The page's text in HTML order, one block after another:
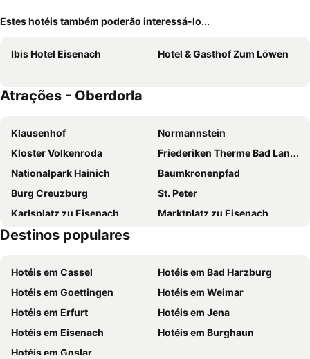
Estes hotéis também poderão interessá-lo...
Ibis Hotel Eisenach Hotel & Gasthof Zum Löwen
Atrações - Oberdorla
Klausenhof
Normannstein
Kloster Volkenroda
Friederiken Therme Bad Langensalza
Nationalpark Hainich
Baumkronenpfad
Burg Creuzburg
St. Peter
Karlsplatz zu Eisenach
Marktplatz zu Eisenach
Bachhaus
Fröbel Gedenkzimmer
Tiefthal
Wartburg
Waldbahn
DomStufen-Festspiele
Destinos populares
Hotéis em Cassel
Hotéis em Bad Harzburg
Hotéis em Goettingen
Hotéis em Weimar
Hotéis em Erfurt
Hotéis em Jena
Hotéis em Eisenach
Hotéis em Burghaun
Hotéis em Goslar